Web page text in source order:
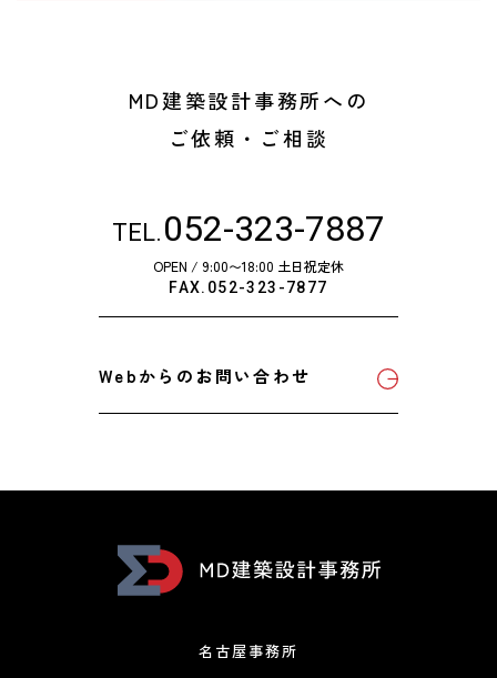
MD建築設計事務所への
ご依頼・ご相談
TEL. 052-323-7887
OPEN / 9:00〜18:00 土日祝定休
FAX.052-323-7877
Webからのお問い合わせ
名古屋事務所